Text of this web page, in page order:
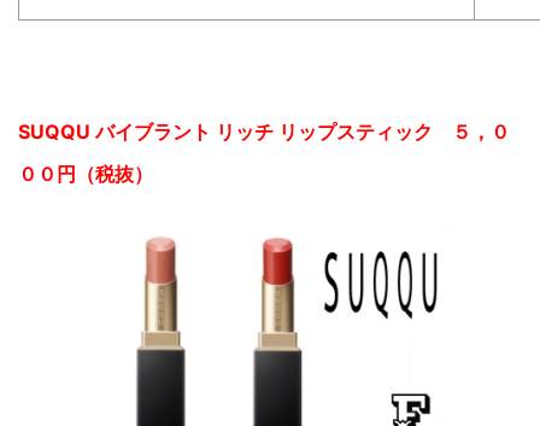
SUQQU バイブラント リッチ リップスティック ５，０
００円（税抜）